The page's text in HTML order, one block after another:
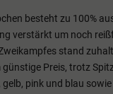
besteht zu 100%
verstärkt um noch
stand
Preis, trotz
pink und blau